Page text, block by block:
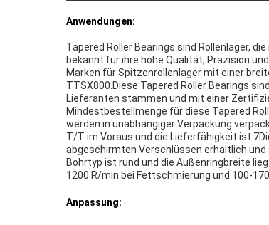
Anwendungen:
Tapered Roller Bearings sind Rollenlager,
bekannt für ihre hohe Qualität, Präzision
Marken für Spitzenrollenlager mit einer
TTSX800.Diese Tapered Roller Bearings
Lieferanten stammen und mit einer
Mindestbestellmenge für diese Tapered
werden in unabhängiger Verpackung
T/T im Voraus und die Lieferfähigkeit ist
abgeschirmten Verschlüssen erhältlich und
Bohrtyp ist rund und die Außenringbreite
1200 R/min bei Fettschmierung und 100-
Anpassung: